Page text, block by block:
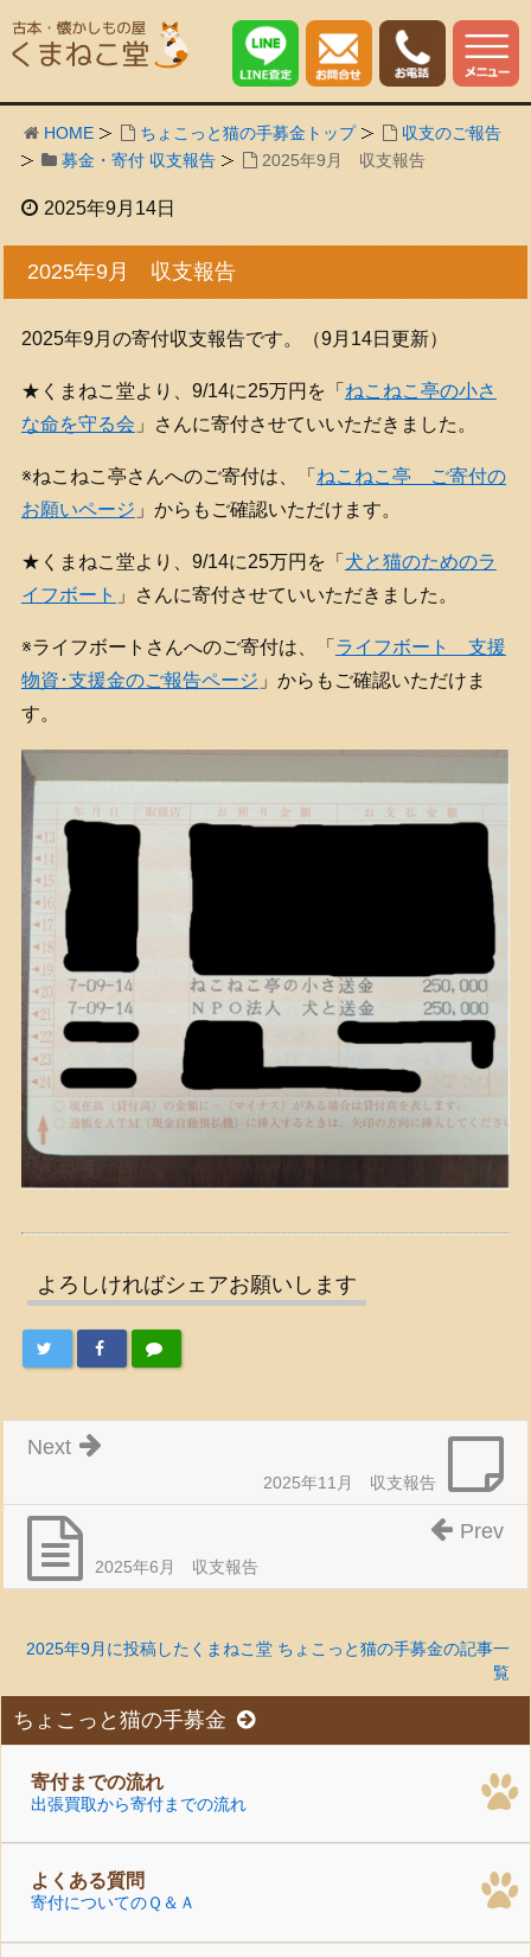
HOME ちょこっと猫の手募金トップ
収支のご報告
募金・寄付 収支報告
2025年9月 収支報告
2025年9月14日
2025年9月 収支報告
2025年9月の寄付収支報告です。（9月14日更新）
★くまねこ堂より、9/14に25万円を「 ねこねこ亭の小さ
な命を守る会 」さんに寄付させていいただきました。
※ねこねこ亭さんへのご寄付は、「 ねこねこ亭 ご寄付の
お願いページ 」からもご確認いただけます。
★くまねこ堂より、9/14に25万円を「 犬と猫のためのラ
イフボート 」さんに寄付させていいただきました。
※ライフボートさんへのご寄付は、「 ライフボート 支援
物資･支援金のご報告ページ 」からもご確認いただけま
す。
よろしければシェアお願いします
2025年11月 収支報告
Next
2025年6月 収支報告
Prev
2025年9月に投稿したくまねこ堂 ちょこっと猫の手募金の記事一
覧
ちょこっと猫の手募金
寄付までの流れ
出張買取から寄付までの流れ
よくある質問
寄付についてのＱ＆Ａ